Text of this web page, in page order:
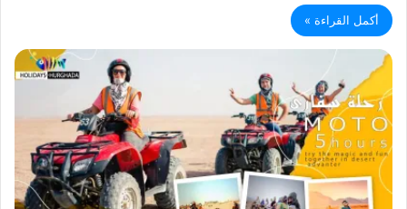
أكمل القراءة »